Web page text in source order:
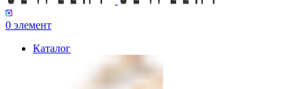
0 элемент
Каталог